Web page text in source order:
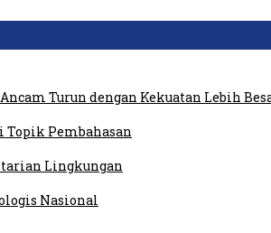
Turun dengan Kekuatan Lebih
Topik Pembahasan
Lingkungan
Nasional